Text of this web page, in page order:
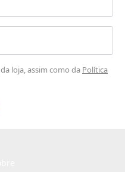
da loja, assim como da Política